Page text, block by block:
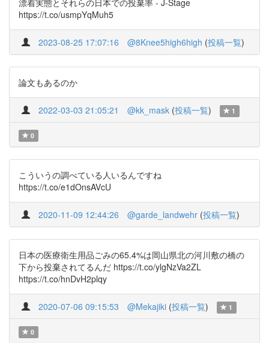
漂着実態とそれらの日本での投棄率 - J-Stage
https://t.co/usmpYqMuh5
2023-08-25 17:07:16 @8Knee5high6high (投稿一覧)
論文もあるのか
2022-03-03 21:05:21 @kk_mask (投稿一覧) 1
0
こういうの調べている人いるんですね
https://t.co/e1dOnsAVcU
2020-11-09 12:44:26 @garde_landwehr (投稿一覧)
日本の医療衛生用品ごみの65.4%は岡山県北の河川敷の橋の
下から投棄されてるんだ https://t.co/ylgNzVa2ZL
https://t.co/hnDvH2plqy
2020-07-06 09:15:53 @Mekajiki (投稿一覧) 1
0